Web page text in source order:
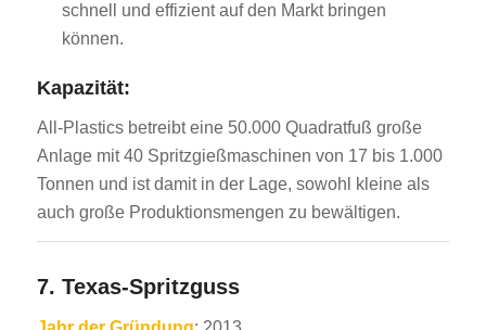
schnell und effizient auf den Markt bringen
können.
Kapazität:
All-Plastics betreibt eine 50.000 Quadratfuß große
Anlage mit 40 Spritzgießmaschinen von 17 bis 1.000
Tonnen und ist damit in der Lage, sowohl kleine als
auch große Produktionsmengen zu bewältigen.
7. Texas-Spritzguss